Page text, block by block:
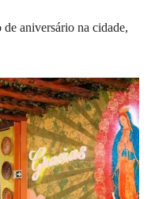
aniversário na cidade,